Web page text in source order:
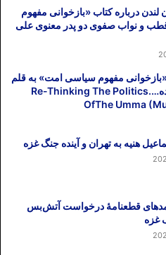
را رد می‌کنیم… در
آژانس بین‌المللی
راستی‌آزمایی اجرای
بر اساس برجام را
تلویحا تهدید کرده
گزارش از آژانس
به تعهدات
آن واکنش
استقبال اتحادیه از
لندن درباره کتاب «بازخوانی مفهوم
و نواب صفوی دو پدر معنوی علی
«بازخوانی مفهوم سیاسی امت» به قلم
حسین علیزاده….Re-Thinking The Politics
OfThe Umma
هنیه به تهران و آینده جنگ غزه
قطعنامهٔ درخواست آتش‌بس
غزه